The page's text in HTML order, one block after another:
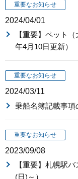
重要なお知らせ
2024/04/01
【重要】ペット
年4月10日更新）
重要なお知らせ
2024/03/11
乗船名簿記載事項
重要なお知らせ
2023/09/08
【重要】札幌駅
(日)～）